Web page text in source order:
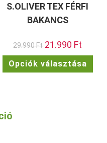
S.OLIVER TEX FÉRFI
BAKANCS
29.990Ft Original
price
was:
29.990 Ft.
21.990 Ft
is:
21.990
Opciók választása